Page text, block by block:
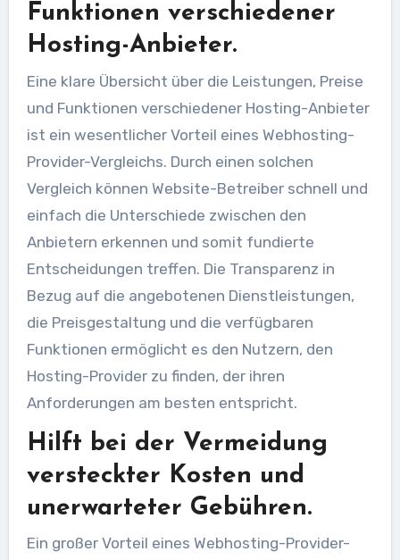
Funktionen verschiedener
Hosting-Anbieter.
Eine klare Übersicht über die Leistungen, Preise
und Funktionen verschiedener Hosting-Anbieter
ist ein wesentlicher Vorteil eines Webhosting-
Provider-Vergleichs. Durch einen solchen
Vergleich können Website-Betreiber schnell und
einfach die Unterschiede zwischen den
Anbietern erkennen und somit fundierte
Entscheidungen treffen. Die Transparenz in
Bezug auf die angebotenen Dienstleistungen,
die Preisgestaltung und die verfügbaren
Funktionen ermöglicht es den Nutzern, den
Hosting-Provider zu finden, der ihren
Anforderungen am besten entspricht.
Hilft bei der Vermeidung
versteckter Kosten und
unerwarteter Gebühren.
Ein großer Vorteil eines Webhosting-Provider-